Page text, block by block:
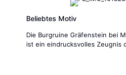
Beliebtes Motiv
Die Burgruine Gräfenstein bei
ist ein eindrucksvolles Zeugnis